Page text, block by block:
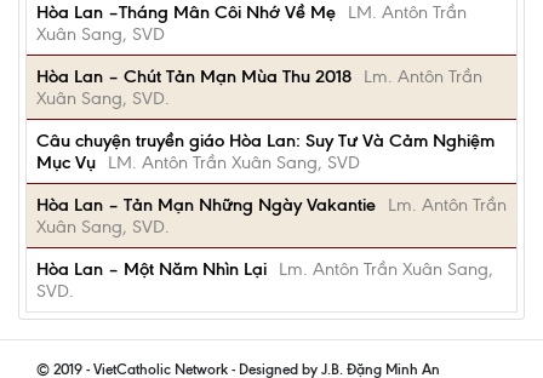
Hòa Lan –Tháng Mân Côi Nhớ Về Mẹ
LM. Antôn Trần
Xuân Sang, SVD
Hòa Lan – Chút Tản Mạn Mùa Thu 2018
Lm. Antôn Trần
Xuân Sang, SVD.
Câu chuyện truyền giáo Hòa Lan: Suy Tư Và Cảm Nghiệm
Mục Vụ
LM. Antôn Trần Xuân Sang, SVD
Hòa Lan – Tản Mạn Những Ngày Vakantie
Lm. Antôn Trần
Xuân Sang, SVD.
Hòa Lan – Một Năm Nhìn Lại
Lm. Antôn Trần Xuân Sang,
SVD.
© 2019 - VietCatholic Network - Designed by J.B. Đặng Minh An